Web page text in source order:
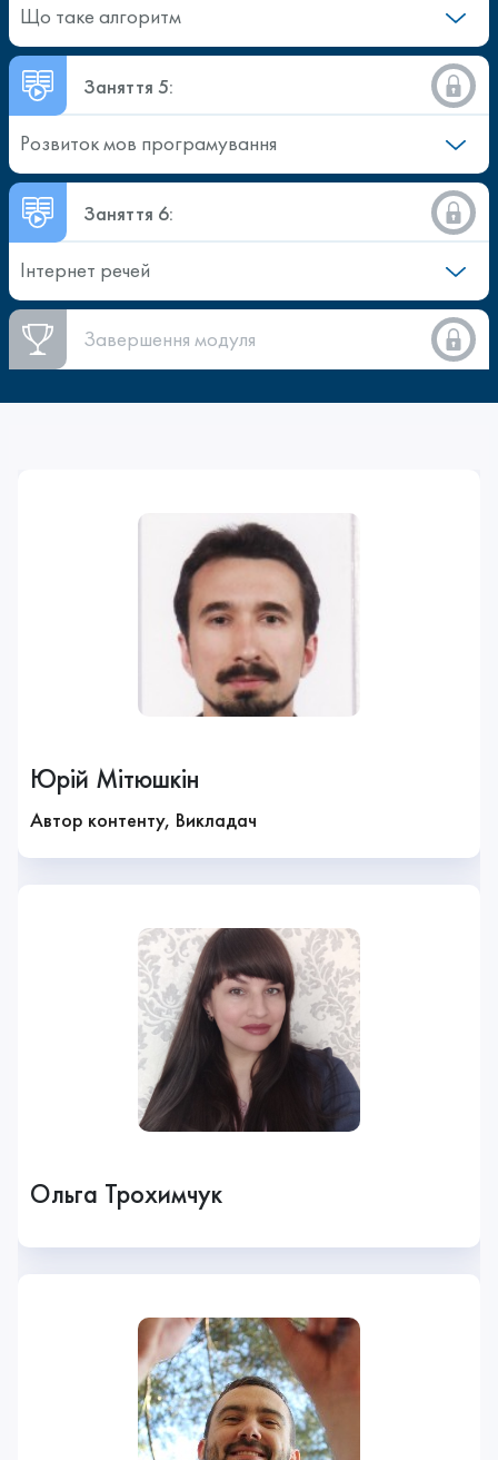
Що таке алгоритм
Заняття 5:
Розвиток мов програмування
Заняття 6:
Інтернет речей
Завершення модуля
Юрій Мітюшкін
Автор контенту, Викладач
Ольга Трохимчук